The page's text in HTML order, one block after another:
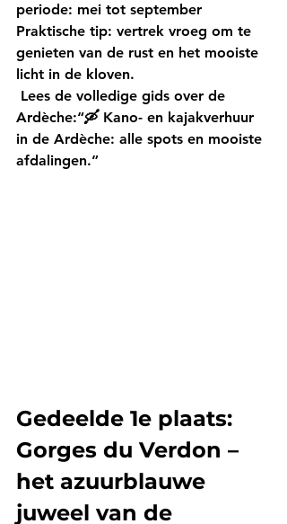
periode: mei tot september
Praktische tip: vertrek vroeg om te
genieten van de rust en het mooiste
licht in de kloven.
Ardèche:“🛶 Kano- en kajakverhuur
in de Ardèche: alle spots en mooiste
afdalingen.”
Gedeelde 1e plaats:
Gorges du Verdon –
het azuurblauwe
juweel van de